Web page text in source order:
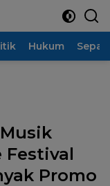
Hukum
Festival
Promo